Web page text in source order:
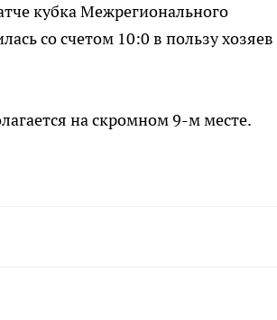
кубка Межрегионального
со счетом 10:0 в пользу хозяев
на скромном 9-м месте.